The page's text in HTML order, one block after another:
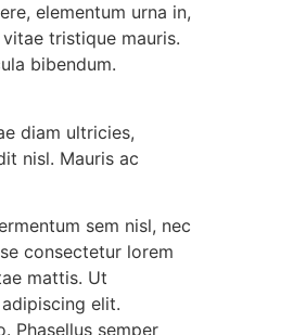
elementum urna in,
tristique mauris.
bibendum.
diam ultricies,
nisl. Mauris ac
sem nisl, nec
consectetur lorem
mattis. Ut
elit.
Phasellus semper